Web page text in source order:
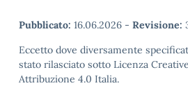
Pubblicato: 16.06.2026 - Revisione:
Eccetto dove diversamente
stato rilasciato sotto Licenza
Attribuzione 4.0 Italia.